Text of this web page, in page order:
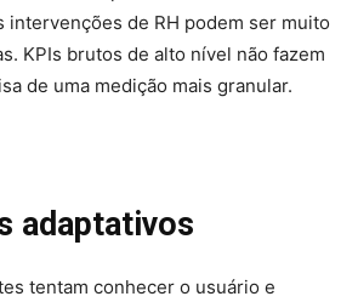
intervenções de RH podem ser muito
KPIs brutos de alto nível não fazem
de uma medição mais granular.
adaptativos
tentam conhecer o usuário e